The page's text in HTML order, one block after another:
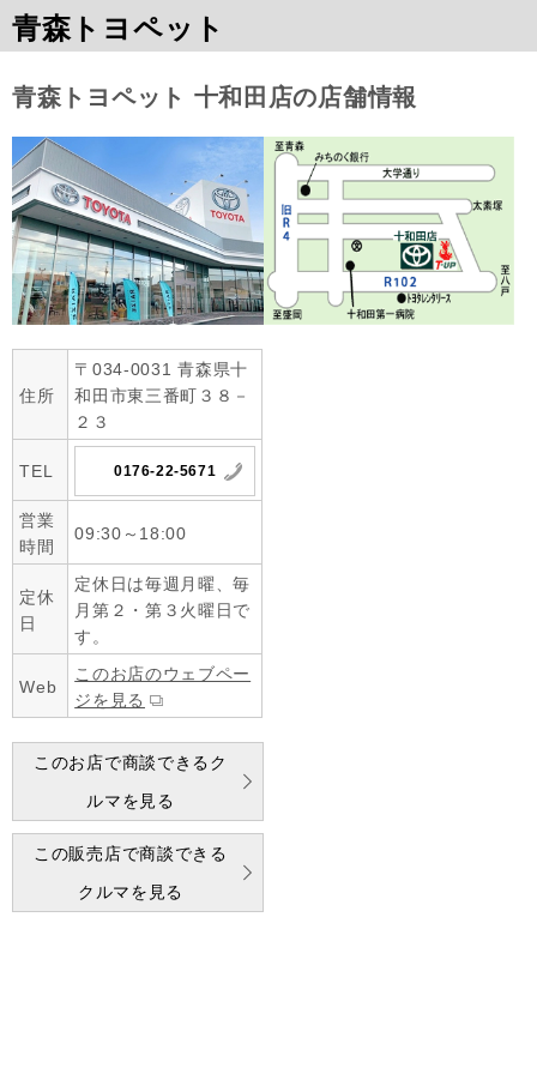
青森トヨペット
青森トヨペット 十和田店の店舗情報
住所
〒034-0031 青森県十
和田市東三番町３８－
２３
TEL 0176-22-5671
営業
時間
09:30～18:00
定休
日
定休日は毎週月曜、毎
月第２・第３火曜日で
す。
Web
このお店のウェブペー
ジを見る
このお店で商談できるク
ルマを見る
この販売店で商談できる
クルマを見る